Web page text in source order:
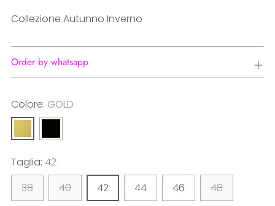
Collezione Autunno Inverno
Order by whatsapp
Colore: GOLD
Taglia: 42
38
40 42 44 46 48